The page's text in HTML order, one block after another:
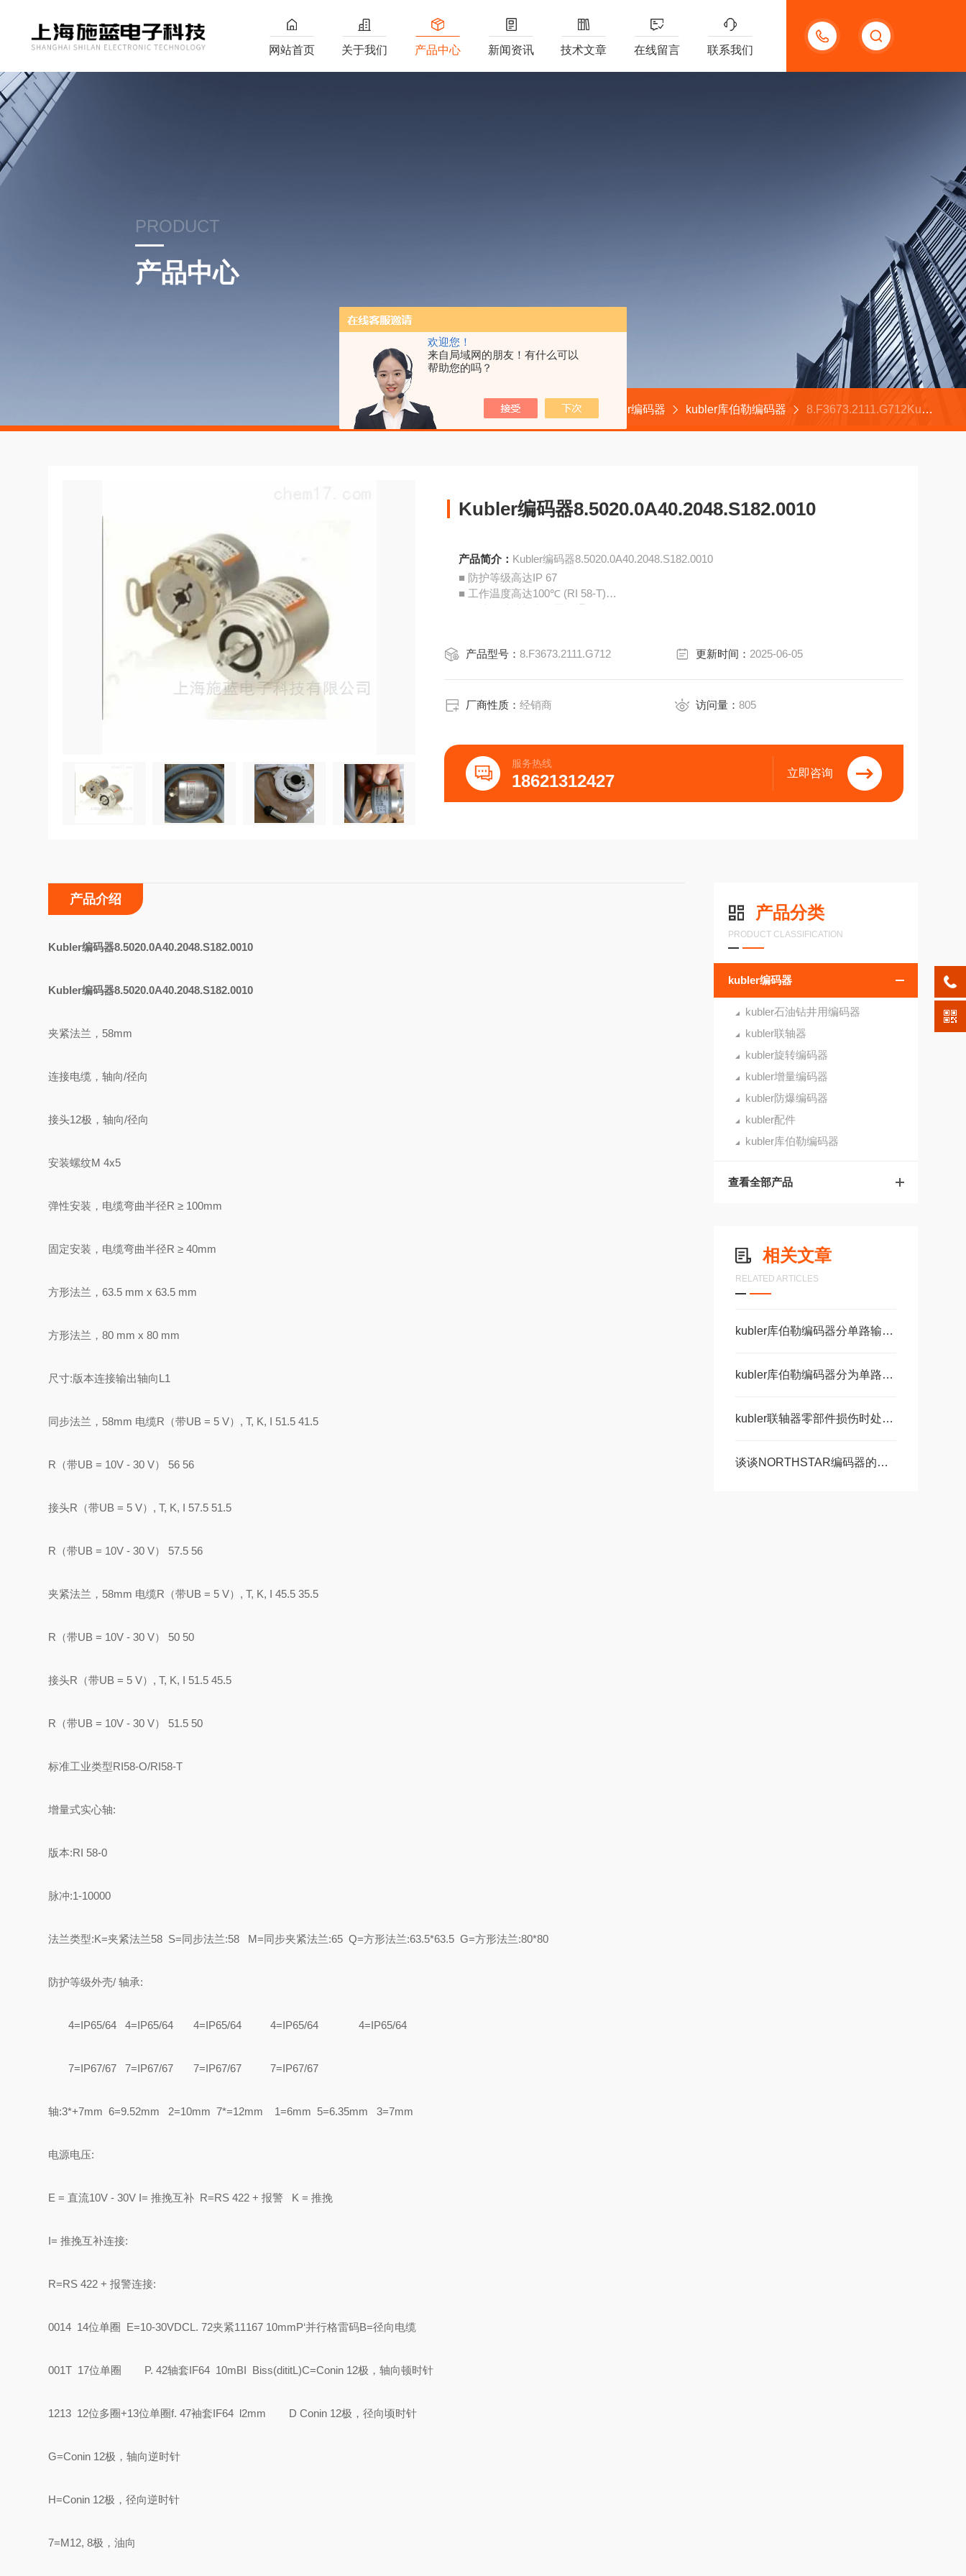
欢迎您！
来自局域网的朋友！有什么可以
帮助您的吗？
18621312427
网站首页 关于我们 产品中心 新闻资讯 技术文章 在线留言 联系我们
PRODUCT
产品中心
首页 产品中心 kubler编码器 kubler库伯勒编码器 8.F3673.2111.G712Kubler编码器8.5020.0A40.2048.S182.0010
Kubler编码器8.5020.0A40.2048.S182.0010
产品简介： Kubler编码器8.5020.0A40.2048.S182.0010
■ 防护等级高达IP 67
■ 工作温度高达100℃ (RI 58-T)
■ 有关EX 版本的信息，请参阅RX 70-I
轴径6 mm / 6.35 m
产品型号：8.F3673.2111.G712 更新时间： 2025-06-05
厂商性质：经销商 访问量： 805
服务热线
18621312427 立即咨询
产品分类
PRODUCT CLASSIFICATION
kubler编码器
kubler石油钻井用编码器
kubler联轴器
kubler旋转编码器
kubler增量编码器
kubler防爆编码器
kubler配件
kubler库伯勒编码器
查看全部产品
相关文章
RELATED ARTICLES
kubler库伯勒编码器分单路输出和双路输出
kubler库伯勒编码器分为单路输出和双路输出两种
kubler联轴器零部件损伤时处理步骤讲解
谈谈NORTHSTAR编码器的常见故障
产品介绍
Kubler编码器8.5020.0A40.2048.S182.0010
Kubler编码器8.5020.0A40.2048.S182.0010
夹紧法兰，58mm
连接电缆，轴向/径向
接头12极，轴向/径向
安装螺纹M 4x5
弹性安装，电缆弯曲半径R ≥ 100mm
固定安装，电缆弯曲半径R ≥ 40mm
方形法兰，63.5 mm x 63.5 mm
方形法兰，80 mm x 80 mm
尺寸:版本连接输出轴向L1
同步法兰，58mm 电缆R（带UB = 5 V）, T, K, I 51.5 41.5
R（带UB = 10V - 30 V） 56 56
接头R（带UB = 5 V）, T, K, I 57.5 51.5
R（带UB = 10V - 30 V） 57.5 56
夹紧法兰，58mm 电缆R（带UB = 5 V）, T, K, I 45.5 35.5
R（带UB = 10V - 30 V） 50 50
接头R（带UB = 5 V）, T, K, I 51.5 45.5
R（带UB = 10V - 30 V） 51.5 50
标准工业类型RI58-O/RI58-T
增量式实心轴:
版本:RI 58-0
脉冲:1-10000
法兰类型:K=夹紧法兰58 S=同步法兰:58 M=同步夹紧法兰:65 Q=方形法兰:63.5*63.5 G=方形法兰:80*80
防护等级外壳/ 轴承:
4=IP65/64 4=IP65/64 4=IP65/64 4=IP65/64 4=IP65/64
7=IP67/67 7=IP67/67 7=IP67/67 7=IP67/67
轴:3*+7mm 6=9.52mm 2=10mm 7*=12mm 1=6mm 5=6.35mm 3=7mm
电源电压:
E = 直流10V - 30V I= 推挽互补 R=RS 422 + 报警 K = 推挽
I= 推挽互补连接:
R=RS 422 + 报警连接:
0014 14位单圈 E=10-30VDCL. 72夹紧11167 10mmP‘并行格雷码B=径向电缆
001T 17位单圈 P. 42轴套IF64 10mBI Biss(dititL)C=Conin 12极，轴向顿时针
1213 12位多圈+13位单圈f. 47袖套IF64 l2mm D Conin 12极，径向顷时针
G=Conin 12极，轴向逆时针
H=Conin 12极，径向逆时针
7=M12, 8极，油向